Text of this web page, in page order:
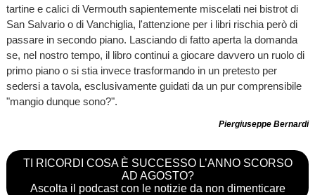
tartine e calici di Vermouth sapientemente miscelati nei bistrot di
San Salvario o di Vanchiglia, l'attenzione per i libri rischia però di
passare in secondo piano. Lasciando di fatto aperta la domanda
se, nel nostro tempo, il libro continui a giocare davvero un ruolo di
primo piano o si stia invece trasformando in un pretesto per
sedersi a tavola, esclusivamente guidati da un pur comprensibile
"mangio dunque sono?".
Piergiuseppe Bernardi
TI RICORDI COSA È SUCCESSO L’ANNO SCORSO
AD AGOSTO?
Ascolta il podcast con le notizie da non dimenticare